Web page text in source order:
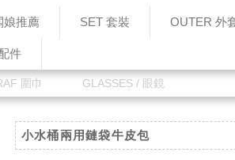
娘推薦 SET 套裝 OUTER 外
件
圍巾 GLASSES / 眼鏡
小水桶兩用鏈袋牛皮包